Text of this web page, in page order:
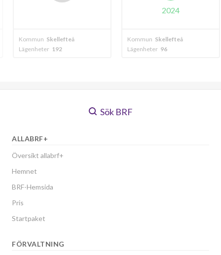
Kommun Kommun
Sök BRF
ALLABRF+
Översikt allabrf+
Hemnet
BRF-Hemsida
Pris
Startpaket
FÖRVALTNING